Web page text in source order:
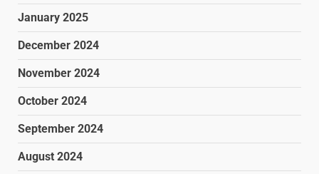
January 2025
December 2024
November 2024
October 2024
September 2024
August 2024